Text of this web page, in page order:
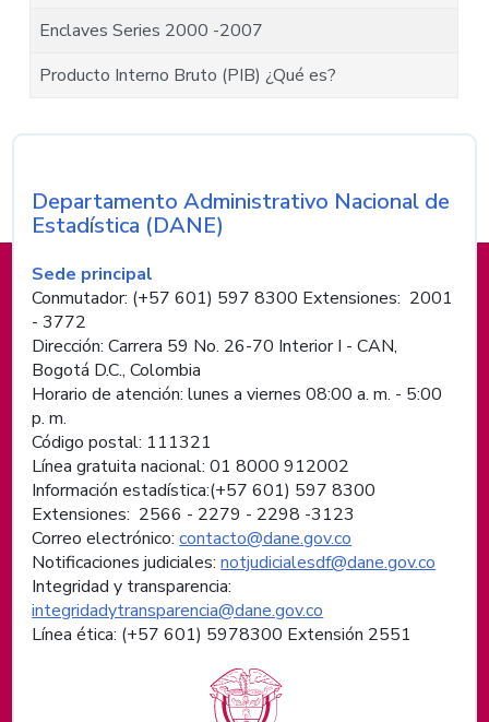
Enclaves Series 2000 -2007
Producto Interno Bruto (PIB) ¿Qué es?
Información de pie de página
Nombre de la entidad
Departamento Administrativo Nacional de
Estadística (DANE)
Sede principal
Conmutador: (+57 601) 597 8300 Extensiones: 2001
- 3772
Dirección: Carrera 59 No. 26-70 Interior I - CAN,
Bogotá D.C., Colombia
Horario de atención: lunes a viernes 08:00 a. m. - 5:00
p. m.
Código postal: 111321
Línea gratuita nacional: 01 8000 912002
Información estadística:(+57 601) 597 8300
Extensiones: 2566 - 2279 - 2298 -3123
Correo electrónico:contacto@dane.gov.co
Notificaciones judiciales:notjudicialesdf@dane.gov.co
Integridad y transparencia:
integridadytransparencia@dane.gov.co
Línea ética: (+57 601) 5978300 Extensión 2551
Logos institucionales